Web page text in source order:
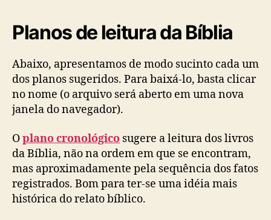
Planos de leitura da Bíblia
Abaixo, apresentamos de modo sucinto cada um
dos planos sugeridos. Para baixá-lo, basta clicar
no nome (o arquivo será aberto em uma nova
janela do navegador).
Oplano cronológico sugere a leitura dos livros
da Bíblia, não na ordem em que se encontram,
mas aproximadamente pela sequência dos fatos
registrados. Bom para ter-se uma idéia mais
histórica do relato bíblico.